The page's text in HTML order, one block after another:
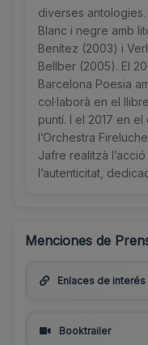
diverses antologies.
Blanc i negre amb
Benítez (2003) i
Bellber (2005). El
Barcelona Poesia
col·laborà en el
puntí. I el 2017 en
l’Orchestra
Jafre realitzà
l’autenticitat,
Menciones de
Enlaces de interés
Booktrailer